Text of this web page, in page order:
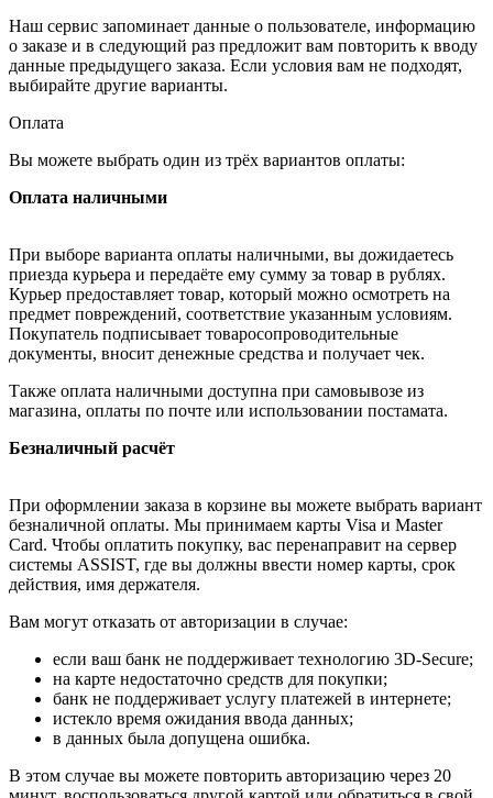
Наш сервис запоминает данные о пользователе, информацию
о заказе и в следующий раз предложит вам повторить к вводу
данные предыдущего заказа. Если условия вам не подходят,
выбирайте другие варианты.
Оплата
Вы можете выбрать один из трёх вариантов оплаты:
Оплата наличными
При выборе варианта оплаты наличными, вы дожидаетесь
приезда курьера и передаёте ему сумму за товар в рублях.
Курьер предоставляет товар, который можно осмотреть на
предмет повреждений, соответствие указанным условиям.
Покупатель подписывает товаросопроводительные
документы, вносит денежные средства и получает чек.
Также оплата наличными доступна при самовывозе из
магазина, оплаты по почте или использовании постамата.
Безналичный расчёт
При оформлении заказа в корзине вы можете выбрать вариант
безналичной оплаты. Мы принимаем карты Visa и Master
Card. Чтобы оплатить покупку, вас перенаправит на сервер
системы ASSIST, где вы должны ввести номер карты, срок
действия, имя держателя.
Вам могут отказать от авторизации в случае:
если ваш банк не поддерживает технологию 3D-Secure;
на карте недостаточно средств для покупки;
банк не поддерживает услугу платежей в интернете;
истекло время ожидания ввода данных;
в данных была допущена ошибка.
В этом случае вы можете повторить авторизацию через 20